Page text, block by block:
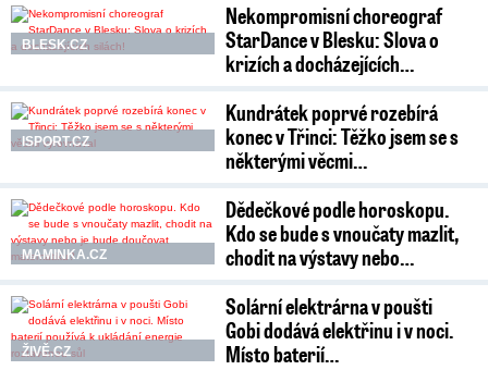
BLESK.CZ
Nekompromisní choreograf
StarDance v Blesku: Slova o
krizích a docházejících…
ISPORT.CZ
Kundrátek poprvé rozebírá
konec v Třinci: Těžko jsem se s
některými věcmi…
MAMINKA.CZ
Dědečkové podle horoskopu.
Kdo se bude s vnoučaty mazlit,
chodit na výstavy nebo…
ŽIVĚ.CZ
Solární elektrárna v poušti
Gobi dodává elektřinu i v noci.
Místo baterií…